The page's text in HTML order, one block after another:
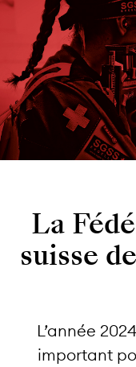
La
suisse
L’année
important